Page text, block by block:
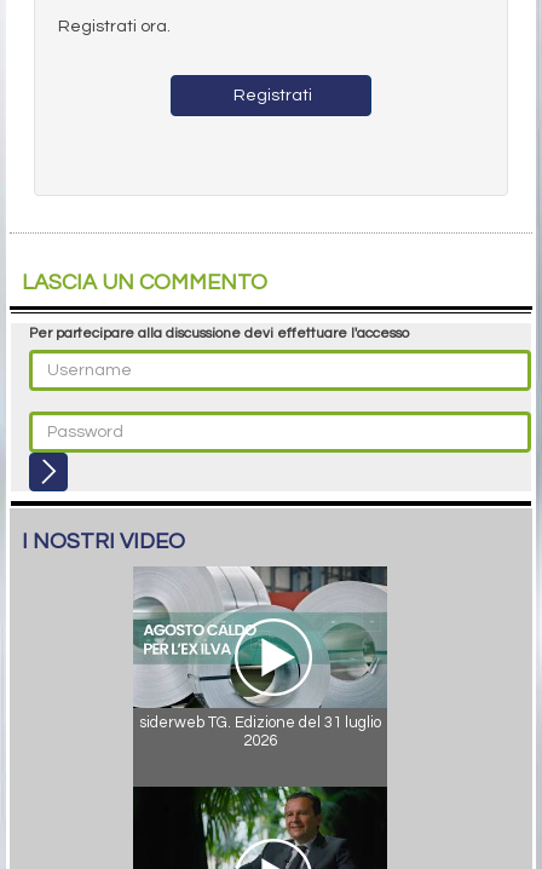
Registrati ora.
Registrati
LASCIA UN COMMENTO
Per partecipare alla discussione devi effettuare l'accesso
I NOSTRI VIDEO
siderweb TG. Edizione del 31 luglio
2026